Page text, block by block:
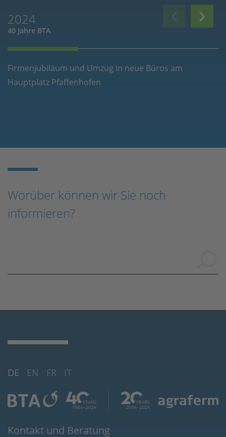
‹
2024
40 Jahre BTA 3 ›
Firmenjubiläum und Umzug in neue Büros am
Hauptplatz Pfaffenhofen
Worüber können wir Sie noch
informieren?
DE EN FR IT
Kontakt und Beratung